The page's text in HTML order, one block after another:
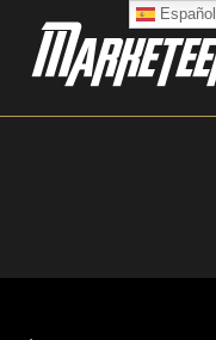
contenido
Español